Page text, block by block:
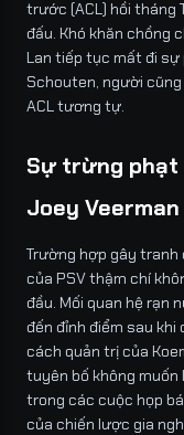
trước (ACL) hồi tháng
đấu. Khó khăn chồng
Lan tiếp tục mất đi sự
Schouten, người
ACL tương tự.
Sự trừng phạt
Joey Veerman
Trường hợp gây tranh
của PSV thậm chí
đầu. Mối quan hệ rạn
đến đỉnh điểm sau
cách quản trị của
tuyên bố không
trong các cuộc họp
của chiến lược gia